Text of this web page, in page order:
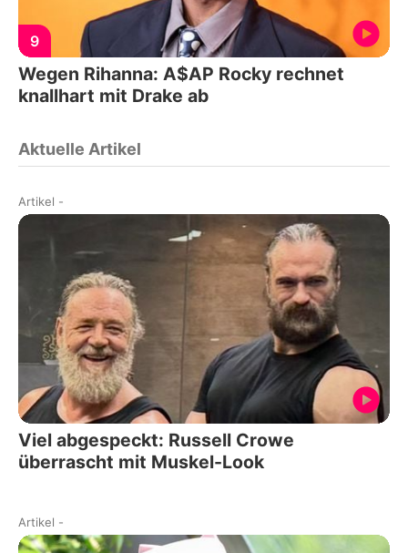
9
Wegen Rihanna: A$AP Rocky rechnet
knallhart mit Drake ab
Aktuelle Artikel
Artikel -
Viel abgespeckt: Russell Crowe
überrascht mit Muskel-Look
Artikel -